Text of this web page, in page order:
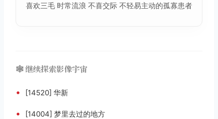
喜欢三毛 时常流浪 不喜交际 不轻易主动的孤寡患者
🕸️ 继续探索影像宇宙
• [14520] 华新
• [14004] 梦里去过的地方